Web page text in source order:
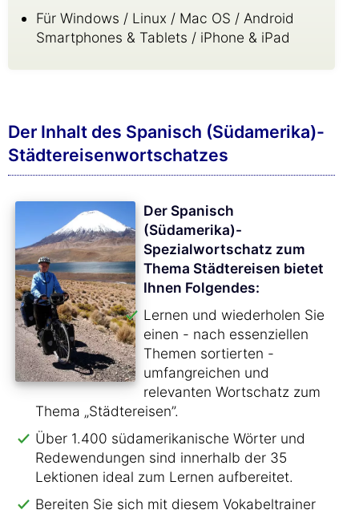
Für Windows / Linux / Mac OS / Android
Smartphones & Tablets / iPhone & iPad
Der Inhalt des Spanisch (Südamerika)-
Städtereisenwortschatzes
Der Spanisch
(Südamerika)-
Spezialwortschatz zum
Thema Städtereisen bietet
Ihnen Folgendes:
Lernen und wiederholen Sie
einen - nach essenziellen
Themen sortierten -
umfangreichen und
relevanten Wortschatz zum
Thema „Städtereisen”.
Über 1.400 südamerikanische Wörter und
Redewendungen sind innerhalb der 35
Lektionen ideal zum Lernen aufbereitet.
Bereiten Sie sich mit diesem Vokabeltrainer